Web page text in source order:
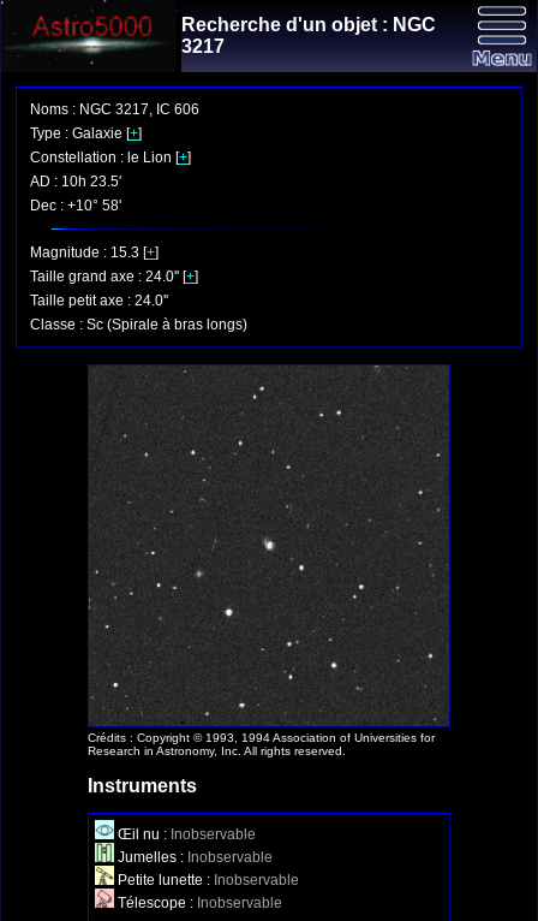
Recherche d'un objet : NGC
3217
Noms : NGC 3217, IC 606
Type : Galaxie [+]
Constellation : le Lion [+]
AD : 10h 23.5'
Dec : +10° 58'
Magnitude : 15.3 [+]
Taille grand axe : 24.0'' [+]
Taille petit axe : 24.0''
Classe : Sc (Spirale à bras longs)
Crédits : Copyright © 1993, 1994 Association of Universities for
Research in Astronomy, Inc. All rights reserved.
Instruments
Œil nu : Inobservable
Jumelles : Inobservable
Petite lunette : Inobservable
Télescope : Inobservable